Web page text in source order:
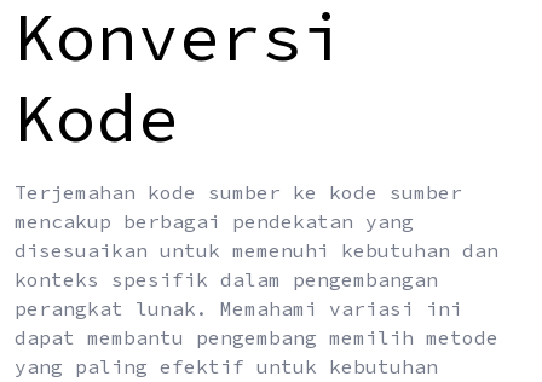
Konversi
Kode
Terjemahan kode sumber ke kode sumber
mencakup berbagai pendekatan yang
disesuaikan untuk memenuhi kebutuhan dan
konteks spesifik dalam pengembangan
perangkat lunak. Memahami variasi ini
dapat membantu pengembang memilih metode
yang paling efektif untuk kebutuhan